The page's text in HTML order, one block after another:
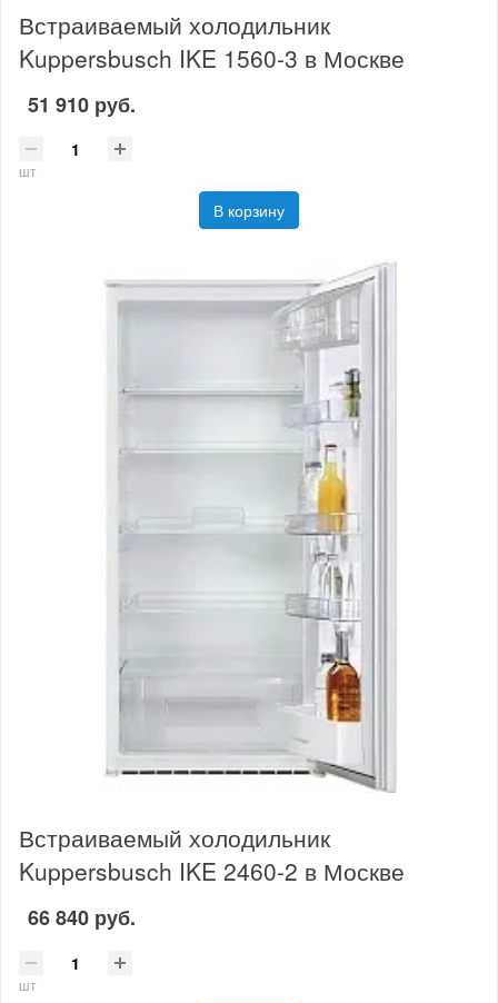
Встраиваемый холодильник
Kuppersbusch IKE 1560-3 в Москве
51 910 руб.
шт
В корзину
Встраиваемый холодильник
Kuppersbusch IKE 2460-2 в Москве
66 840 руб.
шт